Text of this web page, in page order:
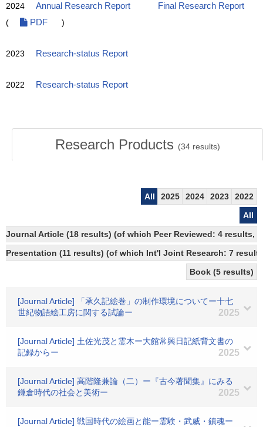
2024 Annual Research Report
Final Research Report
(
PDF )
2023 Research-status Report
2022 Research-status Report
Research Products (34results)
All 2025 2024 2023
2022
All
Journal Article (18 results) (of which Peer Reviewed: 4 results,
Presentation (11 results) (of which Int'l Joint Research: 7
Book (5 results)
[Journal Article] 「承久記絵巻」の制作環境についてー十七
世紀物語絵工房に関する試論ー
2025
[Journal Article] 土佐光茂と霊木ー大館常興日記紙背文書の
記録からー
2025
[Journal Article] 高階隆兼論（二）ー『古今著聞集』にみる
鎌倉時代の社会と美術ー
2025
[Journal Article] 戦国時代の絵画と能ー霊験・武威・鎮魂ー